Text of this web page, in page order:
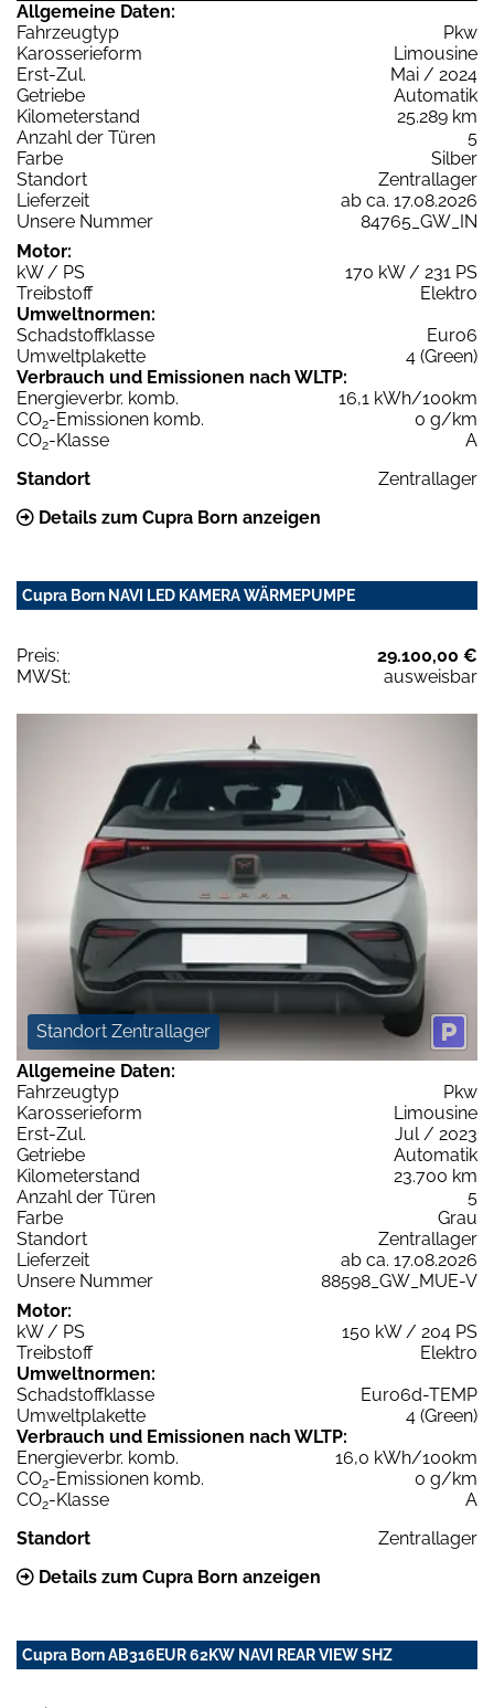
Allgemeine Daten:
Fahrzeugtyp
Pkw
Karosserieform
Limousine
Erst-Zul.
Mai / 2024
Getriebe
Automatik
Kilometerstand
25.289 km
Anzahl der Türen
5
Farbe
Silber
Standort
Zentrallager
Lieferzeit
ab ca. 17.08.2026
Unsere Nummer
84765_GW_IN
Motor:
kW / PS
170 kW / 231 PS
Treibstoff
Elektro
Umweltnormen:
Schadstoffklasse
Euro6
Umweltplakette
4 (Green)
Verbrauch und Emissionen nach WLTP:
Energieverbr. komb.
16,1 kWh/100km
CO2-Emissionen komb.
0 g/km
CO2-Klasse
A
Standort
Zentrallager
Details zum Cupra Born anzeigen
Cupra Born NAVI LED KAMERA WÄRMEPUMPE
Preis:
29.100,00 €
MWSt:
ausweisbar
Standort Zentrallager
Allgemeine Daten:
Fahrzeugtyp
Pkw
Karosserieform
Limousine
Erst-Zul.
Jul / 2023
Getriebe
Automatik
Kilometerstand
23.700 km
Anzahl der Türen
5
Farbe
Grau
Standort
Zentrallager
Lieferzeit
ab ca. 17.08.2026
Unsere Nummer
88598_GW_MUE-V
Motor:
kW / PS
150 kW / 204 PS
Treibstoff
Elektro
Umweltnormen:
Schadstoffklasse
Euro6d-TEMP
Umweltplakette
4 (Green)
Verbrauch und Emissionen nach WLTP:
Energieverbr. komb.
16,0 kWh/100km
CO2-Emissionen komb.
0 g/km
CO2-Klasse
A
Standort
Zentrallager
Details zum Cupra Born anzeigen
Cupra Born AB316EUR 62KW NAVI REAR VIEW SHZ